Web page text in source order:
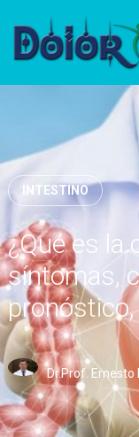
INTESTINO
¿Qué es la
síntomas,
Dr.Prof. Ernesto